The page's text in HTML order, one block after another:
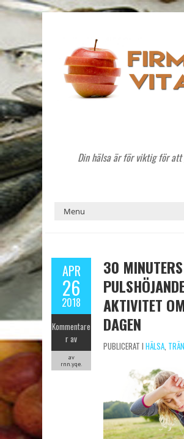
Din hälsa är för viktig för att
APR
26
2018
Kommentare
r av
av
rnn.yqe.
30 MINUTERS
AKTIVITET OM
DAGEN
PUBLICERAT I HÄLSA